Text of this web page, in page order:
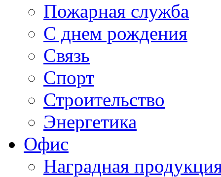
Пожарная служба
С днем рождения
Связь
Спорт
Строительство
Энергетика
Офис
Наградная